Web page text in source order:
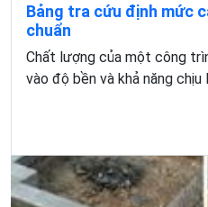
Bảng tra cứu định mức
chuẩn
Chất lượng của một công
vào độ bền và khả năng chịu